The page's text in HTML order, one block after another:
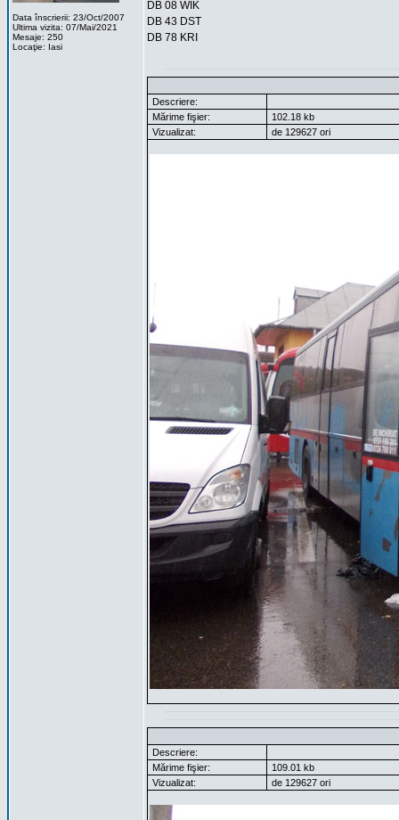
Data înscrierii: 23/Oct/2007
Ultima vizita: 07/Mai/2021
Mesaje: 250
Locaţie: Iasi
DB 08 WIK
DB 43 DST
DB 78 KRI
Descriere:
Mărime fişier:
102.18 kb
Vizualizat:
de 129627 ori
Descriere:
Mărime fişier:
109.01 kb
Vizualizat:
de 129627 ori